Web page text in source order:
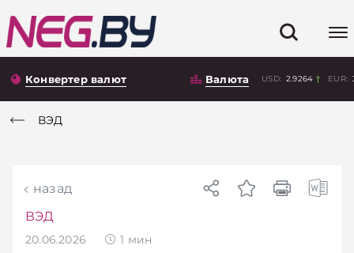
Конвертер валют Валюта USD: 2.9264 EUR:
ВЭД
назад
ВЭД
20.06.2026 1 мин